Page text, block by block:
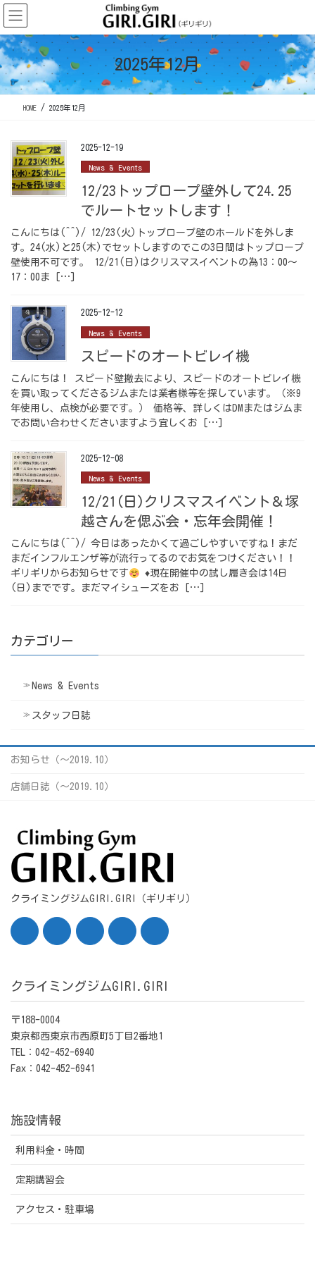
コ
ン
テ
ン
ツ
に
移
ナ
ビ
ゲ
ー
シ
ョ
ン
2025年12月
HOME 2025年12月
2025-12-19
News & Events
12/23トップロープ壁外して24.25
でルートセットします！
こんにちは(^^)/ 12/23(火)トップロープ壁のホールドを外しま
す。24(水)と25(木)でセットしますのでこの3日間はトップロープ
壁使用不可です。 12/21(日)はクリスマスイベントの為13：00～
17：00ま […]
2025-12-12
News & Events
スピードのオートビレイ機
こんにちは！ スピード壁撤去により、スピードのオートビレイ機
を買い取ってくださるジムまたは業者様等を探しています。（※9
年使用し、点検が必要です。） 価格等、詳しくはDMまたはジムま
でお問い合わせくださいますよう宜しくお […]
2025-12-08
News & Events
12/21(日)クリスマスイベント＆塚
越さんを偲ぶ会・忘年会開催！
こんにちは(^^)/ 今日はあったかくて過ごしやすいですね！まだ
まだインフルエンザ等が流行ってるのでお気をつけください！！
ギリギリからお知らせです
♦現在開催中の試し履き会は14日
(日)までです。まだマイシューズをお […]
カテゴリー
News & Events
スタッフ日誌
お知らせ（〜2019.10）
店舗日誌（〜2019.10）
クライミングジムGIRI.GIRI（ギリギリ）
クライミングジムGIRI.GIRI
〒188-0004
東京都西東京市西原町5丁目2番地1
TEL：042-452-6940
Fax：042-452-6941
施設情報
利用料金・時間
定期講習会
アクセス・駐車場